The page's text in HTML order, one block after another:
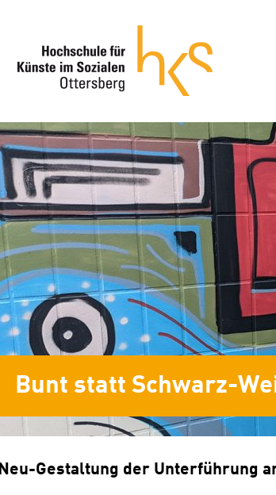
Bunt statt Schwarz-
Neu-Gestaltung der Unterführung